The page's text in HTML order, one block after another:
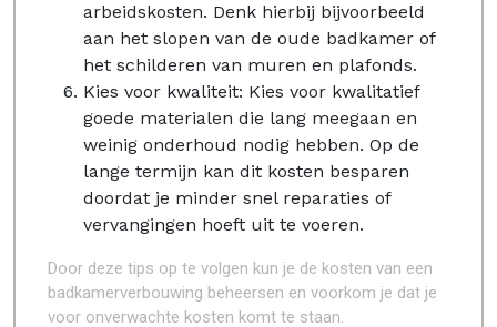
arbeidskosten. Denk hierbij bijvoorbeeld
aan het slopen van de oude badkamer of
het schilderen van muren en plafonds.
Kies voor kwaliteit: Kies voor kwalitatief
goede materialen die lang meegaan en
weinig onderhoud nodig hebben. Op de
lange termijn kan dit kosten besparen
doordat je minder snel reparaties of
vervangingen hoeft uit te voeren.
Door deze tips op te volgen kun je de kosten van een
badkamerverbouwing beheersen en voorkom je dat je
voor onverwachte kosten komt te staan.